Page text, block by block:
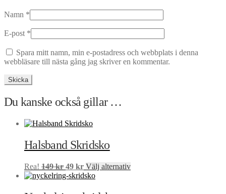
Namn *
E-post *
Spara mitt namn, min e-postadress och webbplats i denna
webbläsare till nästa gång jag skriver en kommentar.
Du kanske också gillar …
Halsband Skridsko
Rea! 149kr Det
ursprungliga
49 krDet
nuvarande
Välj alternativDen